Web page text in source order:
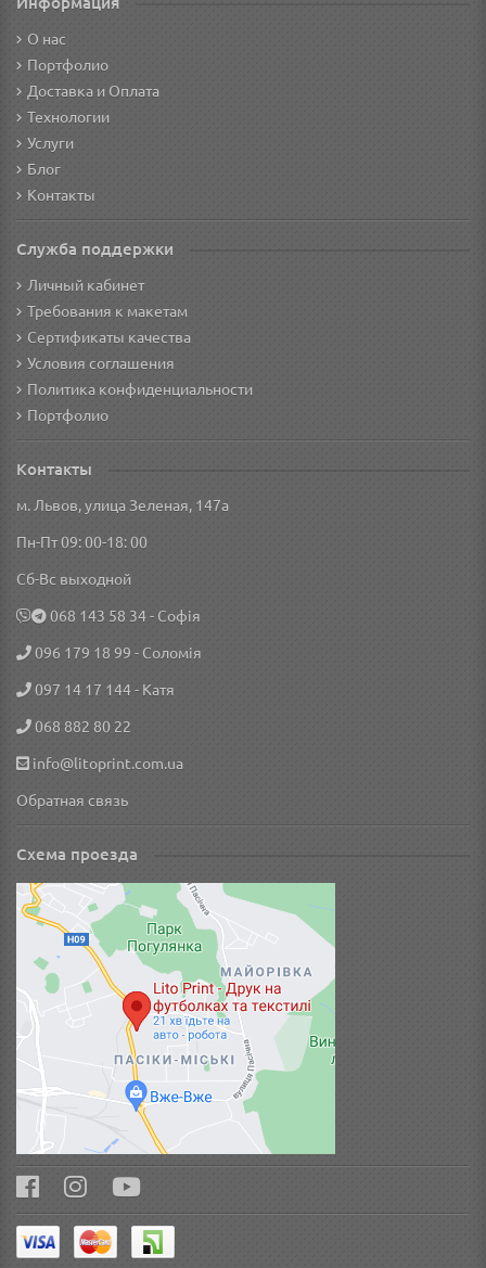
О нас
Портфолио
Доставка и Оплата
Технологии
Услуги
Блог
Контакты
Служба поддержки
Личный кабинет
Требования к макетам
Сертификаты качества
Условия соглашения
Политика конфиденциальности
Портфолио
Контакты
м. Львов, улица Зеленая, 147а
Пн-Пт 09: 00-18: 00
Сб-Вс выходной
‎068 143 58 34- Софія
096 179 18 99 - Соломія
097 14 17 144- Катя
068 882 80 22
info@litoprint.com.ua
Обратная связь
Схема проезда